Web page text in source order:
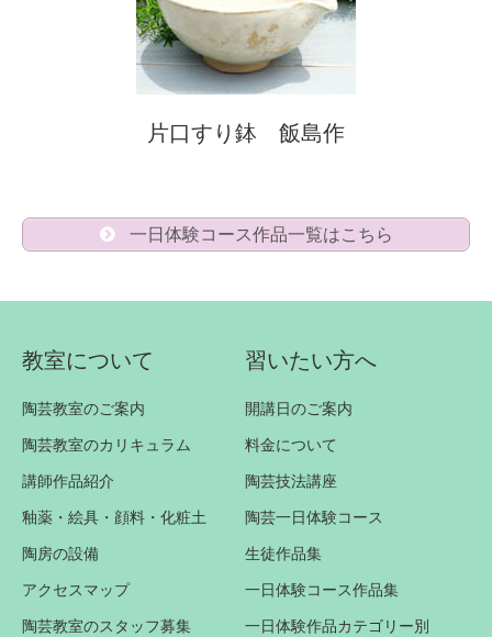
片口すり鉢 飯島作
一日体験コース作品一覧はこちら
教室について
陶芸教室のご案内
陶芸教室のカリキュラム
講師作品紹介
釉薬・絵具・顔料・化粧土
陶房の設備
アクセスマップ
陶芸教室のスタッフ募集
習いたい方へ
開講日のご案内
料金について
陶芸技法講座
陶芸一日体験コース
生徒作品集
一日体験コース作品集
一日体験作品カテゴリー別